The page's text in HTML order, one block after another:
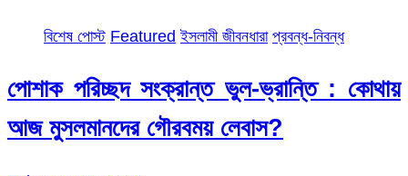
বিশেষ পোস্ট Featured ইসলামী জীবনধারা প্রবন্ধ-নিবন্ধ
পোশাক পরিচ্ছদ সংক্রান্ত ভুল-ভ্রান্তি : কোথায়
আজ মুসলমানদের গৌরবময় লেবাস?